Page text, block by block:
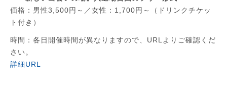
価格：男性3,500円～／女性：1,700円～（ドリンクチケッ
ト付き）
時間：各日開催時間が異なりますので、URLよりご確認くだ
さい。
詳細URL